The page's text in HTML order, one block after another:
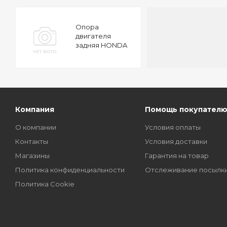
Опора
двигателя
задняя HONDA
Компания
О компании
Контакты
Магазины
Политика конфиденциальности
Политика Cookie
Помощь покупателю
Условия оплаты
Условия доставки
Гарантия на товар
Отслеживание